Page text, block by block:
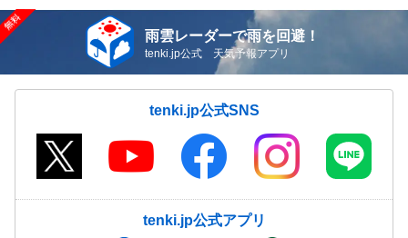
雨雲レーダーで雨を回避！
tenki.jp公式 天気予報アプリ
tenki.jp公式SNS
tenki.jp公式アプリ